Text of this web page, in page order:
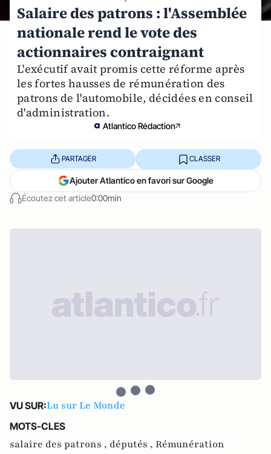
Salaire des patrons : l'Assemblée
nationale rend le vote des
actionnaires contraignant
L'exécutif avait promis cette réforme après
les fortes hausses de rémunération des
patrons de l'automobile, décidées en conseil
d'administration.
Atlantico Rédaction
Écoutez cet article0:00min
PARTAGER CLASSER
Ajouter Atlantico en favori sur Google
VU SUR:Lu sur Le Monde
MOTS-CLES
salaire des patrons , députés , Rémunération